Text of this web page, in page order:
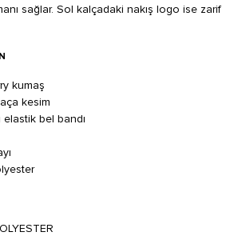
sağlar. Sol kalçadaki nakış logo ise zarif
kumaş
kesim
elastik bel bandı